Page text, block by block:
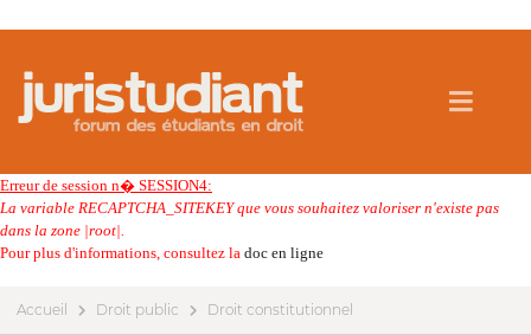
Erreur de session n� SESSION4:
La variable RECAPTCHA_SITEKEY que vous souhaitez valoriser n'existe pas
dans la zone |root|.
Pour plus d'informations, consultez la doc en ligne
Accueil Droit public Droit constitutionnel